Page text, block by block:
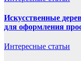
Искусственные
для оформления
Интересные статьи